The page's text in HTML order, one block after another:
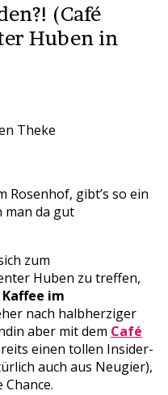
(Café
Huben in
Rosenhof, gibt’s so ein
man da gut
zum
Huben zu treffen,
Kaffee im
nach halbherziger
aber mit dem Café
einen tollen Insider-
auch aus Neugier),